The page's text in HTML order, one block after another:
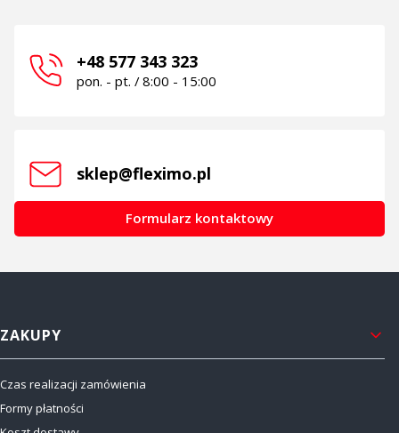
+48 577 343 323
pon. - pt. / 8:00 - 15:00
sklep@fleximo.pl
Formularz kontaktowy
Linki w stopce
ZAKUPY
Czas realizacji zamówienia
Formy płatności